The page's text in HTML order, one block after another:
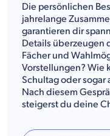
Die persönlichen
jahrelange
garantieren dir
Details überzeugen
Fächer und
Vorstellungen? Wie
Schultag oder
Nach diesem
steigerst du deine